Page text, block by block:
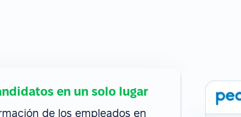
en un solo lugar
de los empleados en